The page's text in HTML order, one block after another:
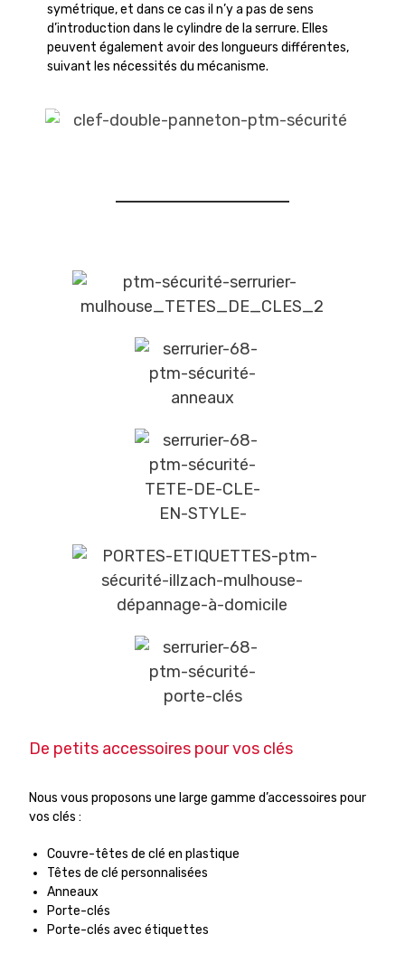
symétrique, et dans ce cas il n’y a pas de sens
d’introduction dans le cylindre de la serrure. Elles
peuvent également avoir des longueurs différentes,
suivant les nécessités du mécanisme.
De petits accessoires pour vos clés
Nous vous proposons une large gamme d’accessoires pour
vos clés :
Couvre-têtes de clé en plastique
Têtes de clé personnalisées
Anneaux
Porte-clés
Porte-clés avec étiquettes